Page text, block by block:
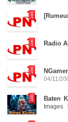
Radio
04/11/
Baten
Images